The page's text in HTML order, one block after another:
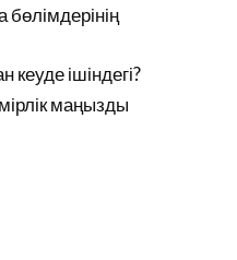
бөлімдерінің
кеуде ішіндегі?
маңызды